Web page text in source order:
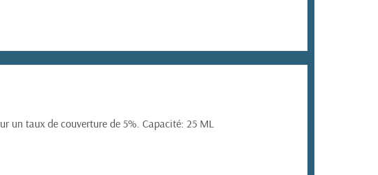
un taux de couverture de 5%. Capacité: 25 ML